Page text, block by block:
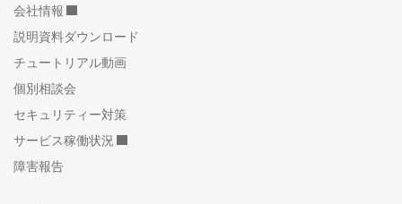
会社情報
説明資料ダウンロード
チュートリアル動画
個別相談会
セキュリティー対策
サービス稼働状況
障害報告